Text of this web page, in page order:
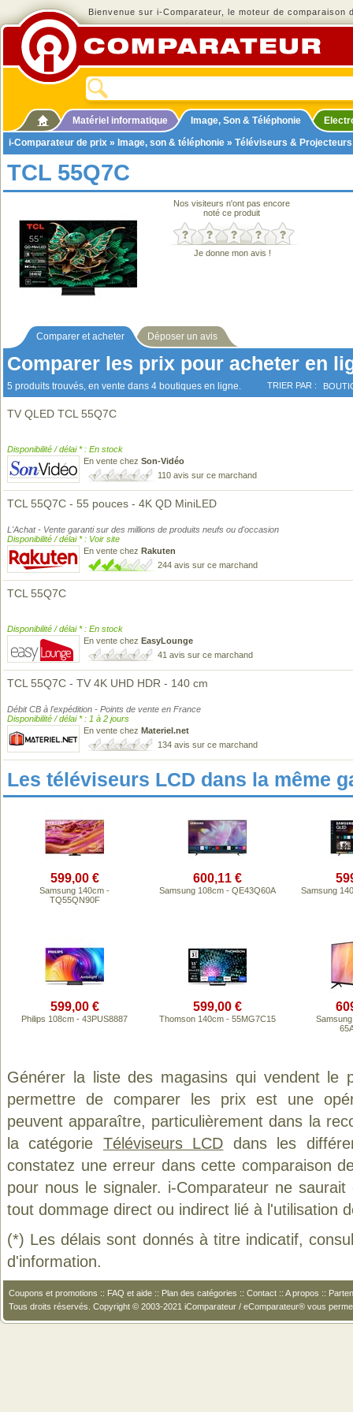
Bienvenue sur i-Comparateur, le moteur de comparaison
Matériel informatique Image, Son & Téléphonie
i-Comparateur de prix » Image, son & téléphonie » Téléviseurs & Projecteurs
TCL 55Q7C
Nos visiteurs n'ont pas encore
noté ce produit
Je donne mon avis !
Comparer et acheter Déposer un avis
Comparer les prix pour acheter en
5 produits trouvés, en vente dans 4 boutiques en ligne. TRIER PAR :
TV QLED TCL 55Q7C
Disponibilité / délai * : En stock
En vente chez Son-Vidéo
110 avis sur ce marchand
TCL 55Q7C - 55 pouces - 4K QD MiniLED
L'Achat - Vente garanti sur des millions de produits neufs ou d'occasion
Disponibilité / délai * : Voir site
En vente chez Rakuten
244 avis sur ce marchand
TCL 55Q7C
Disponibilité / délai * : En stock
En vente chez EasyLounge
41 avis sur ce marchand
TCL 55Q7C - TV 4K UHD HDR - 140 cm
Débit CB à l'expédition - Points de vente en France
Disponibilité / délai * : 1 à 2 jours
En vente chez Materiel.net
134 avis sur ce marchand
Les téléviseurs LCD dans la même
599,00 €
Samsung 140cm -
TQ55QN90F
600,11 €
Samsung 108cm - QE43Q60A Samsung
599,00 €
Philips 108cm - 43PUS8887
599,00 €
Thomson 140cm - 55MG7C15
Générer la liste des magasins qui vendent le
permettre de comparer les prix est une
peuvent apparaître, particulièrement dans la
la catégorie Téléviseurs LCD dans les
constatez une erreur dans cette comparaison
pour nous le signaler. i-Comparateur ne
tout dommage direct ou indirect lié à l'utilisation
(*) Les délais sont donnés à titre indicatif,
d'information.
Coupons et promotions :: FAQ et aide :: Plan des catégories :: Contact :: A propos ::
Tous droits réservés. Copyright © 2003-2021 iComparateur / eComparateur® vous